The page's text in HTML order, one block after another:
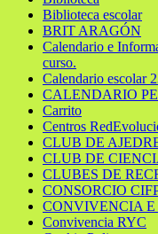
Biblioteca escolar
BRIT ARAGÓN
Calendario e
curso.
Calendario escolar
CALENDARIO
Carrito
Centros
CLUB DE
CLUB DE
CLUBES DE
CONSORCIO
CONVIVENCIA
Convivencia RYC